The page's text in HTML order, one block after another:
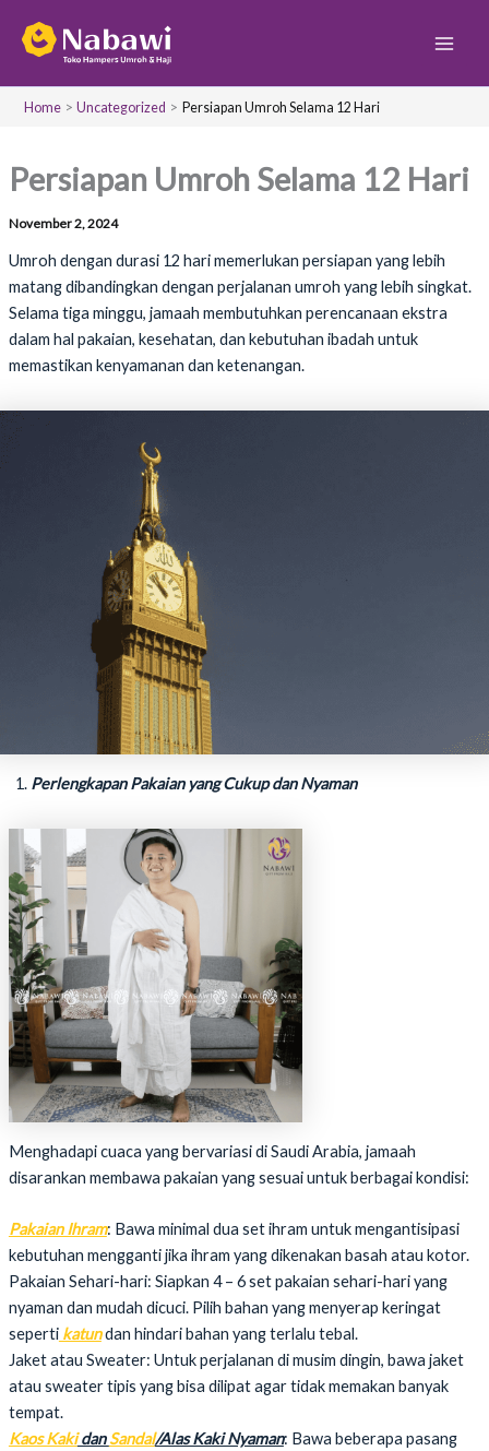
Home Uncategorized Persiapan Umroh Selama 12 Hari
Persiapan Umroh Selama 12 Hari
November 2, 2024
Umroh dengan durasi 12 hari memerlukan persiapan yang lebih
matang dibandingkan dengan perjalanan umroh yang lebih singkat.
Selama tiga minggu, jamaah membutuhkan perencanaan ekstra
dalam hal pakaian, kesehatan, dan kebutuhan ibadah untuk
memastikan kenyamanan dan ketenangan.
Perlengkapan Pakaian yang Cukup dan Nyaman
Menghadapi cuaca yang bervariasi di Saudi Arabia, jamaah
disarankan membawa pakaian yang sesuai untuk berbagai kondisi:
Pakaian Ihram: Bawa minimal dua set ihram untuk mengantisipasi
kebutuhan mengganti jika ihram yang dikenakan basah atau kotor.
Pakaian Sehari-hari: Siapkan 4 – 6 set pakaian sehari-hari yang
nyaman dan mudah dicuci. Pilih bahan yang menyerap keringat
sepertikatundan hindari bahan yang terlalu tebal.
Jaket atau Sweater: Untuk perjalanan di musim dingin, bawa jaket
atau sweater tipis yang bisa dilipat agar tidak memakan banyak
tempat.
Kaos KakidanSandal/Alas Kaki Nyaman: Bawa beberapa pasang
e
a
h